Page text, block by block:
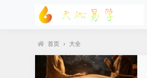
首页 › 大全